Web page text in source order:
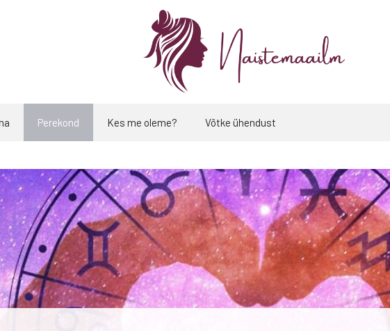
Perekond Kes me oleme? Võtke ühendust